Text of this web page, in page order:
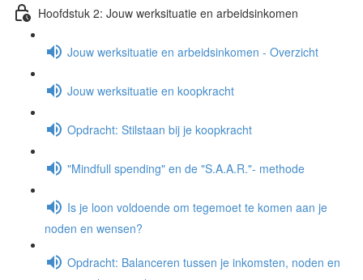
Hoofdstuk 2: Jouw werksituatie en arbeidsinkomen
Jouw werksituatie en arbeidsinkomen - Overzicht
Jouw werksituatie en koopkracht
Opdracht: Stilstaan bij je koopkracht
"Mindfull spending" en de "S.A.A.R."- methode
Is je loon voldoende om tegemoet te komen aan je
noden en wensen?
Opdracht: Balanceren tussen je inkomsten, noden en